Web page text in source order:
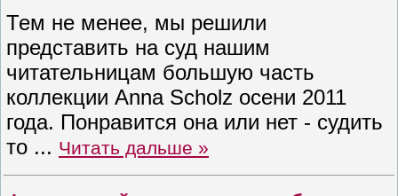
Тем не менее, мы решили
представить на суд нашим
читательницам большую часть
коллекции Anna Scholz осени 2011
года. Понравится она или нет - судить
то ... Читать дальше »